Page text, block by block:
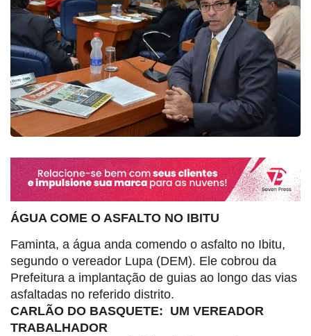
ÁGUA COME O ASFALTO NO IBITU
Faminta, a água anda comendo o asfalto no Ibitu,
segundo o vereador Lupa (DEM). Ele cobrou da
Prefeitura a implantação de guias ao longo das vias
asfaltadas no referido distrito.
CARLÃO DO BASQUETE: UM VEREADOR
TRABALHADOR